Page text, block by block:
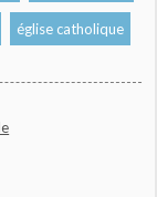
église catholique